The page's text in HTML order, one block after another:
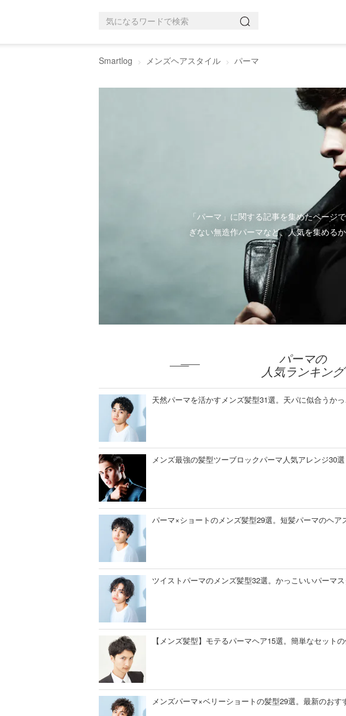
Smartlog メンズヘアスタイル パーマ
「パーマ」に関する記事を集めたページ
ぎない無造作パーマなど、人気を集める
パーマの
人気ランキング
天然パーマを活かすメンズ髪型31選。天パに似合うか
メンズ最強の髪型ツーブロックパーマ人気アレンジ30選
パーマ×ショートのメンズ髪型29選。短髪パーマのヘア
ツイストパーマのメンズ髪型32選。かっこいいパーマス
【メンズ髪型】モテるパーマヘア15選。簡単なセット
メンズパーマ×ベリーショートの髪型29選。最新のおす